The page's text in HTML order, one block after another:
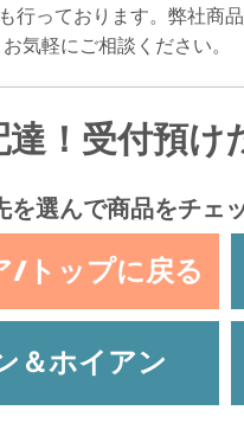
行っております。弊社商
気軽にご相談ください。
！受付預け
を選んで商品をチェ
/トップに戻る
＆ホイアン